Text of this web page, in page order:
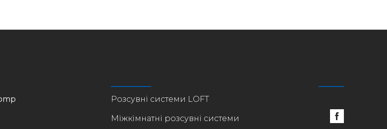
Розсувні системи LOFT
Міжкімнатні розсувні системи